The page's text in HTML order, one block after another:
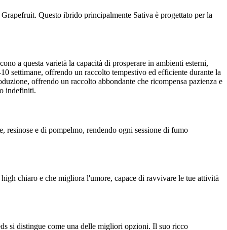
Questo ibrido principalmente Sativa è progettato per la
a questa varietà la capacità di prosperare in ambienti esterni,
settimane, offrendo un raccolto tempestivo ed efficiente durante la
offrendo un raccolto abbondante che ricompensa pazienza e
indefiniti.
e di pompelmo, rendendo ogni sessione di fumo
chiaro e che migliora l'umore, capace di ravvivare le tue attività
si distingue come una delle migliori opzioni. Il suo ricco